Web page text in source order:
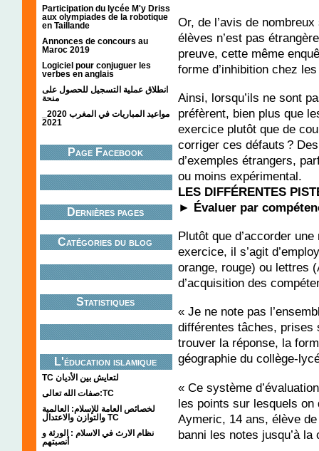
Participation du lycée M'y Driss
aux olympiades de la robotique
en Taillande
Annonces de concours au
Maroc 2019
Logiciel pour conjuguer les
verbes en anglais
انطلاق عملية التسجيل للحصول على
منحة
2021
Page Facebook
Dernières pages
Catégories du blog
Statistiques
L'éducation islamique
TC لتعايش بين الأديان
صفات الله تعالى:TC
لخصائص العامة للإسلام: العالمية
والتوازن والاعتدال TC
نظام الارث في الاسلام : الورثة و
أنصبتهم
Or, de l’avis de
élèves n’est pas
preuve, cette même
forme d’inhibition chez
Ainsi, lorsqu’ils ne sont
préfèrent, bien plus que
exercice plutôt que de
corriger ces défauts ?
d’exemples étrangers,
ou moins expérimental.
LES DIFFÉRENTES
► Évaluer par
Plutôt que d’accorder
exercice, il s’agit
orange, rouge) ou lettres
d’acquisition des
« Je ne note pas
différentes tâches, prises
trouver la réponse, la
géographie du collège-
« Ce système
les points sur lesquels
Aymeric, 14 ans, élève
banni les notes jusqu’à la